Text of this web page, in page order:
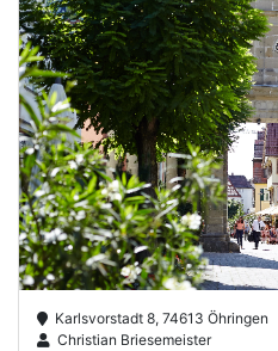
Karlsvorstadt 8, 74613 Öhringen
Christian Briesemeister